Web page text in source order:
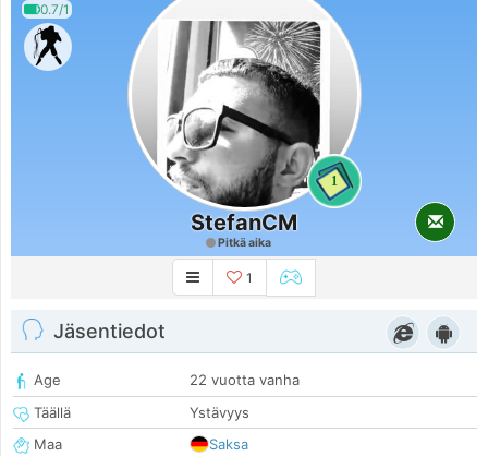
0.7/1
1
StefanCM
Pitkä aika
1
Jäsentiedot
Age
22 vuotta vanha
Täällä
Ystävyys
Maa
Saksa